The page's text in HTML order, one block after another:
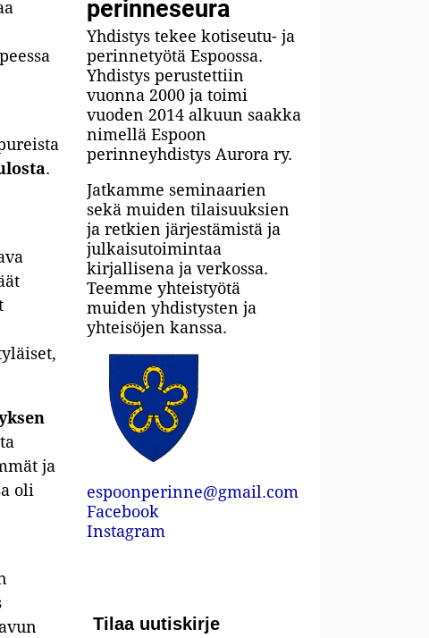
.
ja
oli
perinneseura
Yhdistys tekee kotiseutu- ja
perinnetyötä Espoossa.
Yhdistys perustettiin
vuonna 2000 ja toimi
vuoden 2014 alkuun saakka
nimellä Espoon
perinneyhdistys Aurora ry.
Jatkamme seminaarien
sekä muiden tilaisuuksien
ja retkien järjestämistä ja
julkaisutoimintaa
kirjallisena ja verkossa.
Teemme yhteistyötä
muiden yhdistysten ja
yhteisöjen kanssa.
espoonperinne@gmail.com
Facebook
Instagram
Tilaa uutiskirje